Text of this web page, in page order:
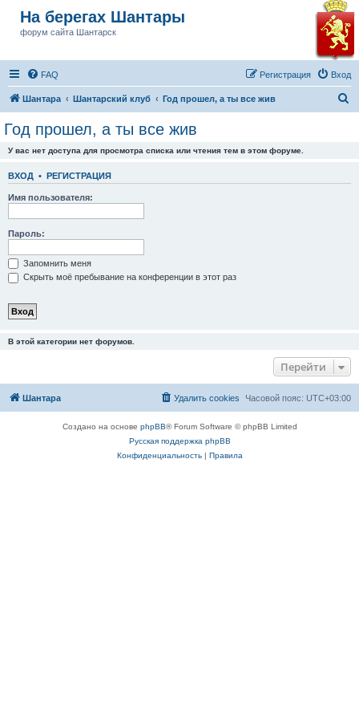
На берегах Шантары
форум сайта Шантарск
FAQ Вход
Регистрация
Шантара Шантарский клуб Год прошел, а ты все жив
Год прошел, а ты все жив
У вас нет доступа для просмотра списка или чтения тем в этом форуме.
ВХОД • РЕГИСТРАЦИЯ
Имя пользователя:
Пароль:
Запомнить меня
Скрыть моё пребывание на конференции в этот раз
В этой категории нет форумов.
Перейти
Шантара Часовой пояс: UTC+03:00
Удалить cookies
Создано на основе phpBB® Forum Software © phpBB Limited
Русская поддержка phpBB
Конфиденциальность| Правила